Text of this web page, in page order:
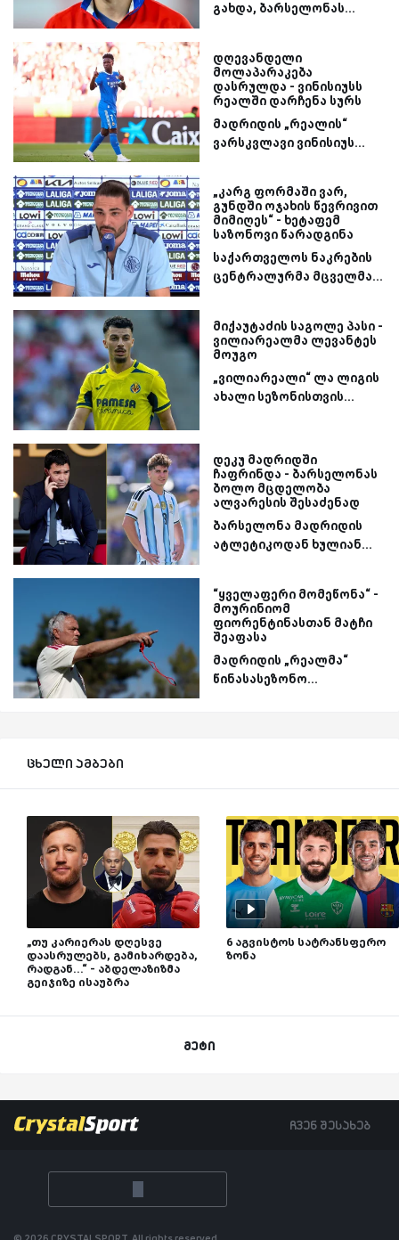
გახდა, ბარსელონას...
დღევანდელი
მოლაპარაკება
დასრულდა - ვინისიუსს
რეალში დარჩენა სურს
მადრიდის „რეალის“
ვარსკვლავი ვინისიუს...
„კარგ ფორმაში ვარ,
გუნდში ოჯახის წევრივით
მიმიღეს“ - ხეტაფემ
საზონოვი წარადგინა
საქართველოს ნაკრების
ცენტრალურმა მცველმა...
მიქაუტაძის საგოლე პასი -
ვილიარეალმა ლევანტეს
მოუგო
„ვილიარეალი“ ლა ლიგის
ახალი სეზონისთვის...
დეკუ მადრიდში
ჩაფრინდა - ბარსელონას
ბოლო მცდელობა
ალვარესის შესაძენად
ბარსელონა მადრიდის
ატლეტიკოდან ხულიან...
“ყველაფერი მომეწონა“ -
მოურინიომ
ფიორენტინასთან მატჩი
შეაფასა
მადრიდის „რეალმა“
წინასასეზონო...
ცხელი ამბები
„თუ კარიერას დღესვე
დაასრულებს, გამიხარდება,
რადგან...“ - აბდელაზიზმა
გეიჯიზე ისაუბრა
6 აგვისტოს სატრანსფერო
ზონა
მეტი
ჩვენ შესახებ